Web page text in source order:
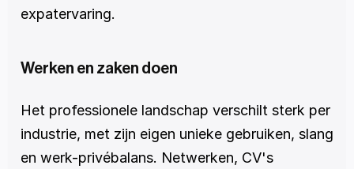
expatervaring.
Werken en zaken doen
Het professionele landschap verschilt sterk per
industrie, met zijn eigen unieke gebruiken, slang
en werk-privébalans. Netwerken, CV's